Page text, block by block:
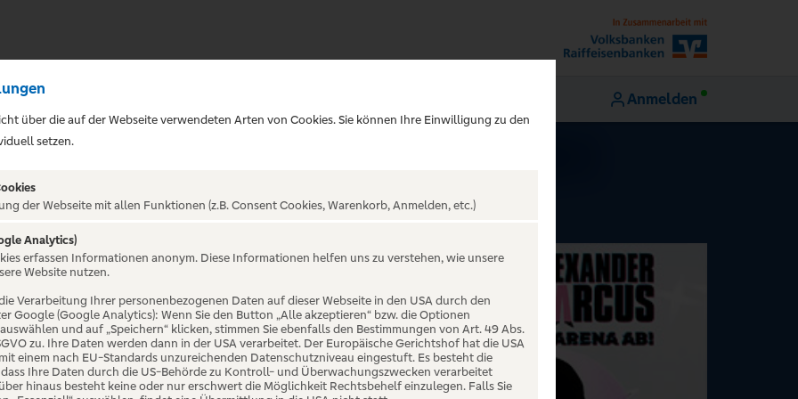
Anmelden
| 20
DIE ARENA
über die auf der Webseite verwendeten Arten von Cookies. Sie können Ihre Einwilligung zu den
setzen.
der Webseite mit allen Funktionen (z.B. Consent Cookies, Warenkorb, Anmelden, etc.)
Analytics)
erfassen Informationen anonym. Diese Informationen helfen uns zu verstehen, wie unsere
Website nutzen.
Verarbeitung Ihrer personenbezogenen Daten auf dieser Webseite in den USA durch den
Google (Google Analytics): Wenn Sie den Button „Alle akzeptieren“ bzw. die Optionen
und auf „Speichern“ klicken, stimmen Sie ebenfalls den Bestimmungen von Art. 49 Abs.
zu. Ihre Daten werden dann in der USA verarbeitet. Der Europäische Gerichtshof hat die USA
einem nach EU-Standards unzureichenden Datenschutzniveau eingestuft. Es besteht die
Ihre Daten durch die US-Behörde zu Kontroll- und Überwachungszwecken verarbeitet
hinaus besteht keine oder nur erschwert die Möglichkeit Rechtsbehelf einzulegen. Falls Sie